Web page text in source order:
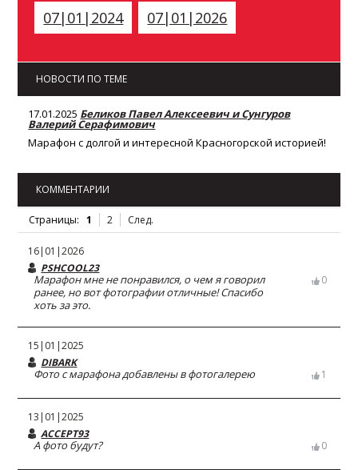
07|01|2024
07|01|2026
НОВОСТИ ПО ТЕМЕ
17.01.2025 Беликов Павел Алексеевич и Сунгуров
Валерий Серафимович
Марафон с долгой и интересной Красногорской историей!
КОММЕНТАРИИ
Страницы: 1 2 След.
16|01|2026
PSHCOOL23
Марафон мне не понравился, о чем я говорил
ранее, но вот фотографии отличные! Спасибо
хоть за это.
0
15|01|2025
DIBARK
Фото с марафона добавлены в фотогалерею 1
13|01|2025
ACCEPT93
А фото будут? 0